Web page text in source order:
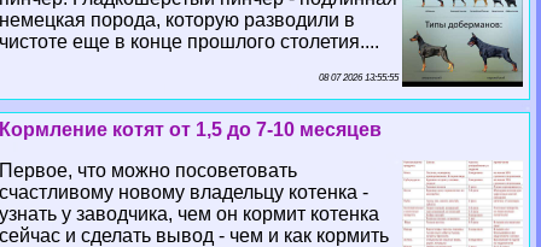
немецкая порода, которую разводили в
чистоте еще в конце прошлого столетия....
08 07 2026 13:55:55
Кормление котят от 1,5 до 7-10 месяцев
Первое, что можно посоветовать
счастливому новому владельцу котенка -
узнать у заводчика, чем он кормит котенка
сейчас и сделать вывод - чем и как кормить